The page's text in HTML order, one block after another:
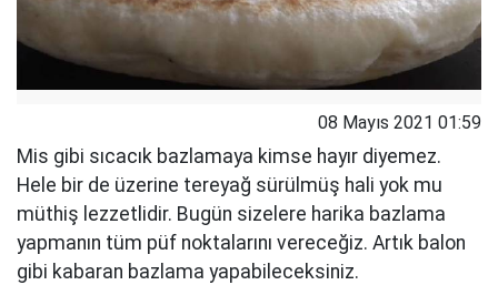
08 Mayıs 2021 01:59
Mis gibi sıcacık bazlamaya kimse hayır diyemez.
Hele bir de üzerine tereyağ sürülmüş hali yok mu
müthiş lezzetlidir. Bugün sizelere harika bazlama
yapmanın tüm püf noktalarını vereceğiz. Artık balon
gibi kabaran bazlama yapabileceksiniz.